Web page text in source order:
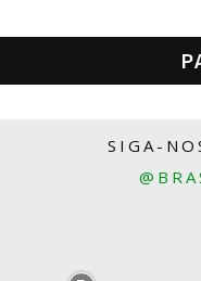
SIGA-